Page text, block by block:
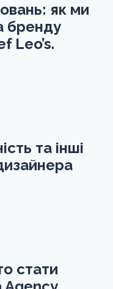
як ми
бренду
Leo’s.
та інші
стати